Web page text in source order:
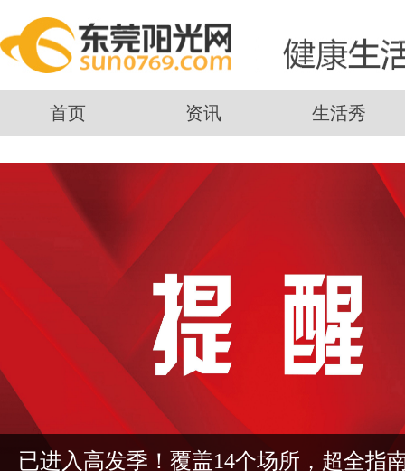
首页 资讯 生活秀
已进入高发季！覆盖14个场所，超全指